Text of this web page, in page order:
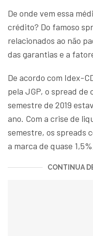
De onde vem essa
crédito? Do famoso
relacionados ao não
das garantias e a
De acordo com Idex-
pela JGP, o spread
semestre de 2019
ano. Com a crise de
semestre, os spreads
a marca de quase
CONTINUA